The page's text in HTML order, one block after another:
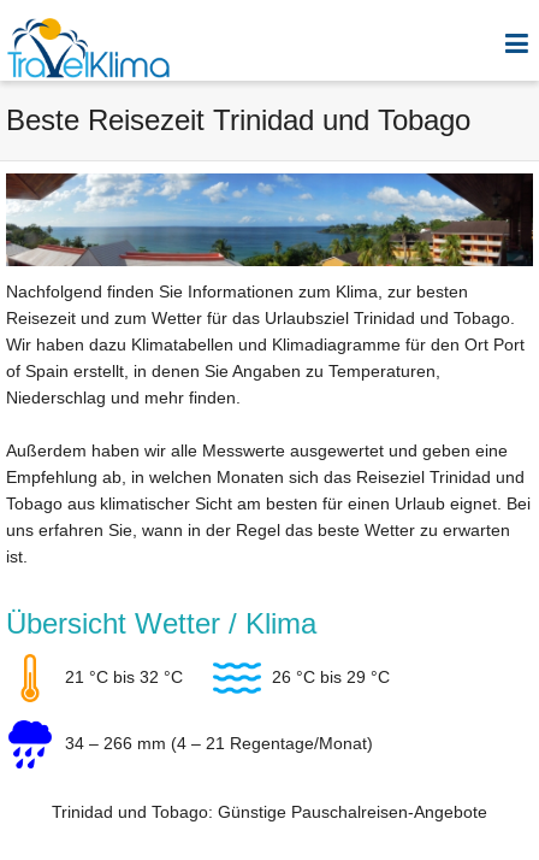
Beste Reisezeit Trinidad und Tobago
Nachfolgend finden Sie Informationen zum Klima, zur besten
Reisezeit und zum Wetter für das Urlaubsziel Trinidad und Tobago.
Wir haben dazu Klimatabellen und Klimadiagramme für den Ort Port
of Spain erstellt, in denen Sie Angaben zu Temperaturen,
Niederschlag und mehr finden.
Außerdem haben wir alle Messwerte ausgewertet und geben eine
Empfehlung ab, in welchen Monaten sich das Reiseziel Trinidad und
Tobago aus klimatischer Sicht am besten für einen Urlaub eignet. Bei
uns erfahren Sie, wann in der Regel das beste Wetter zu erwarten
ist.
Übersicht Wetter / Klima
21 °C bis 32 °C 26 °C bis 29 °C
34 – 266 mm (4 – 21 Regentage/Monat)
Trinidad und Tobago: Günstige Pauschalreisen-Angebote